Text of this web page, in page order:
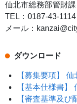
仙北市総務部管財
TEL：0187-43-1114
メール：
ダウンロード
【募集要項】
【基本仕様書
【審査基準及